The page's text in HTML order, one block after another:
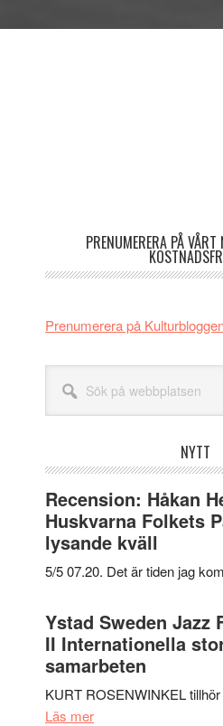
PRENUMERERA PÅ
Prenumerera på
webbplatsen
NYTT
Recension: Håkan
Huskvarna Folkets
lysande kväll
5/5 07.20. Det är tiden jag
Ystad Sweden Jazz
II Internationella
samarbeten
KURT ROSENWINKEL
Läs merom